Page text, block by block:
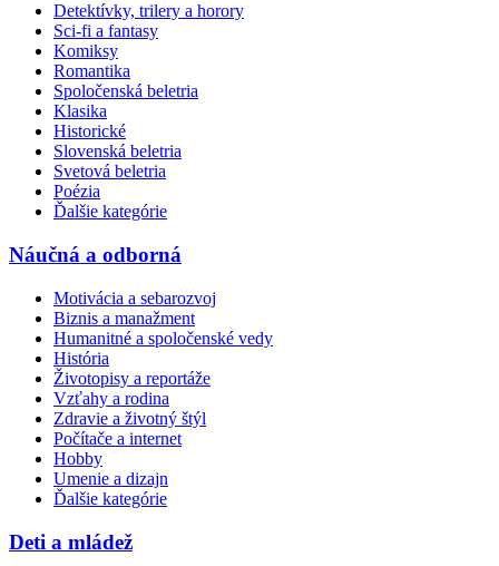
Detektívky, trilery a horory
Sci-fi a fantasy
Komiksy
Romantika
Spoločenská beletria
Klasika
Historické
Slovenská beletria
Svetová beletria
Poézia
Ďalšie kategórie
Náučná a odborná
Motivácia a sebarozvoj
Biznis a manažment
Humanitné a spoločenské vedy
História
Životopisy a reportáže
Vzťahy a rodina
Zdravie a životný štýl
Počítače a internet
Hobby
Umenie a dizajn
Ďalšie kategórie
Deti a mládež